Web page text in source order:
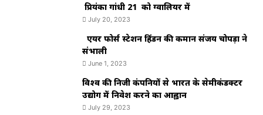
प्रियंका गांधी 21 को ग्वालियर में
July 20, 2023
एयर फोर्स स्टेशन हिंडन की कमान संजय चोपड़ा ने
संभाली
June 1, 2023
विश्‍व की निजी कंपनियों से भारत के सेमीकंडक्टर
उद्योग में निवेश करने का आह्वान
July 29, 2023